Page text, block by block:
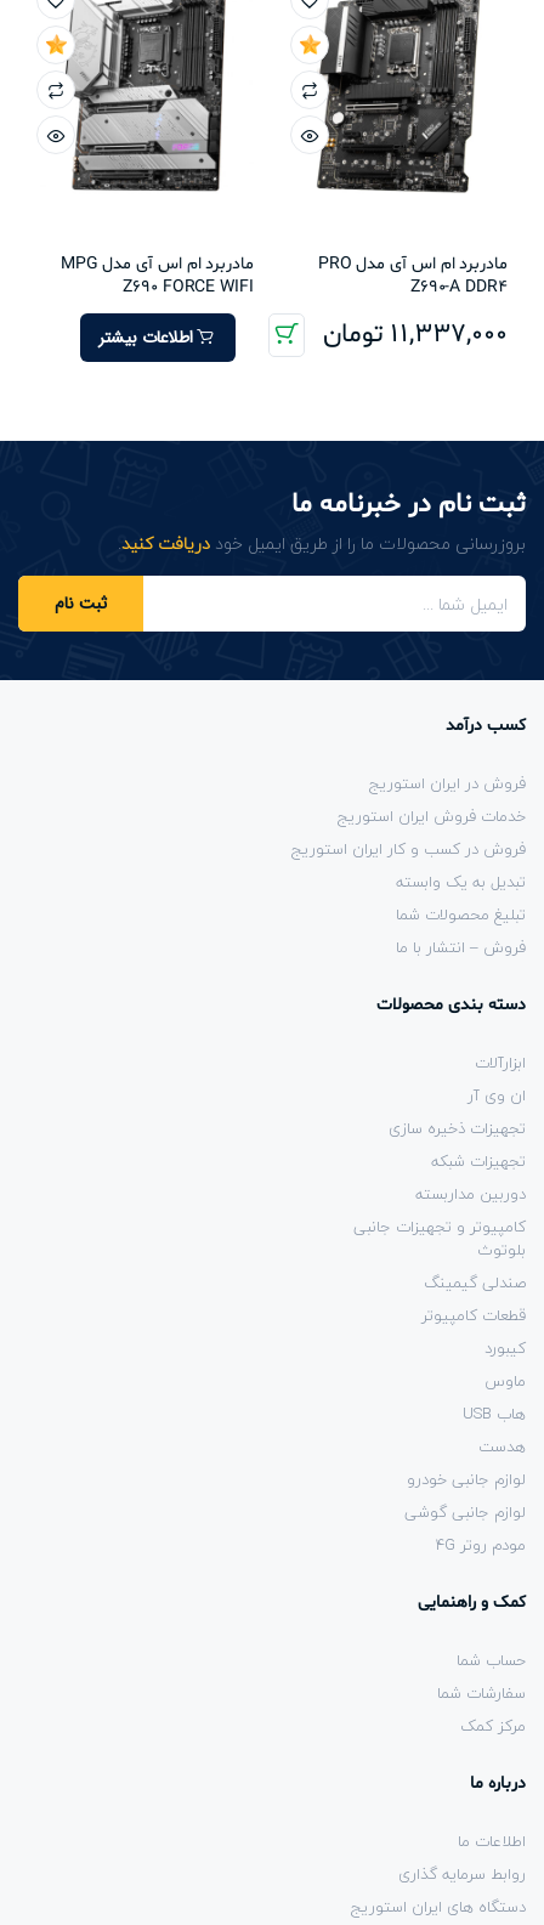
مادربرد ام اس آی مدل PRO
Z690-A DDR4
11,337,000 تومان
مادربرد ام اس آی مدل MPG
Z690 FORCE WIFI
اطلاعات بیشتر
ثبت نام در خبرنامه ما
بروزرسانی محصولات ما را از طریق ایمیل خود دریافت کنید.
ثبت نام
کسب درآمد
فروش در ایران استوریج
خدمات فروش ایران استوریج
فروش در کسب و کار ایران استوریج
تبدیل به یک وابسته
تبلیغ محصولات شما
فروش – انتشار با ما
دسته بندی محصولات
ابزارآلات
ان وی آر
تجهیزات ذخیره سازی
تجهیزات شبکه
دوربین مداربسته
کامپیوتر و تجهیزات جانبی
بلوتوث
صندلی گیمینگ
قطعات کامپیوتر
کیبورد
ماوس
هاب USB
هدست
لوازم جانبی خودرو
لوازم جانبی گوشی
مودم روتر 4G
کمک و راهنمایی
حساب شما
سفارشات شما
مرکز کمک
درباره ما
اطلاعات ما
روابط سرمایه گذاری
دستگاه های ایران استوریج